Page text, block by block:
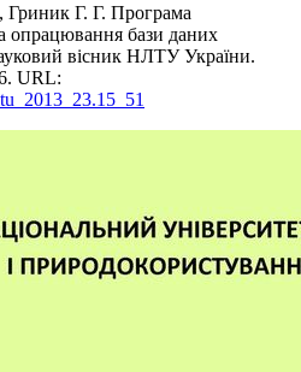
Гриник Г. Г. Програма
опрацювання бази даних
вісник НЛТУ України.
URL: